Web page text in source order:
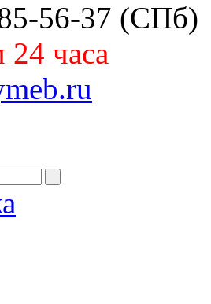
56-37 (СПб)
24 часа